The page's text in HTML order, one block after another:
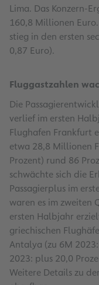
Lima. Das Konzern-
160,8 Millionen
stieg in den ersten
0,87 Euro).
Fluggastzahlen
Die
verlief im ersten
Flughafen Frankfurt
etwa 28,8 Millionen
Prozent) rund 86
schwächte sich die
Passagierplus im
waren es im zweiten
ersten Halbjahr
griechischen
Antalya (zu 6M
2023: plus 20,0
Weitere Details zu